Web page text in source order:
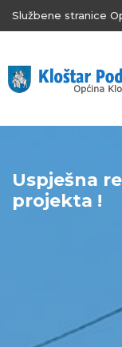
Službene stranice
Uspješna
projekta !